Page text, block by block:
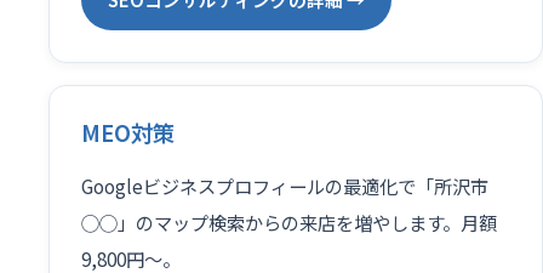
MEO対策
Googleビジネスプロフィールの最適化で「所沢市
◯◯」のマップ検索からの来店を増やします。月額
9,800円〜。